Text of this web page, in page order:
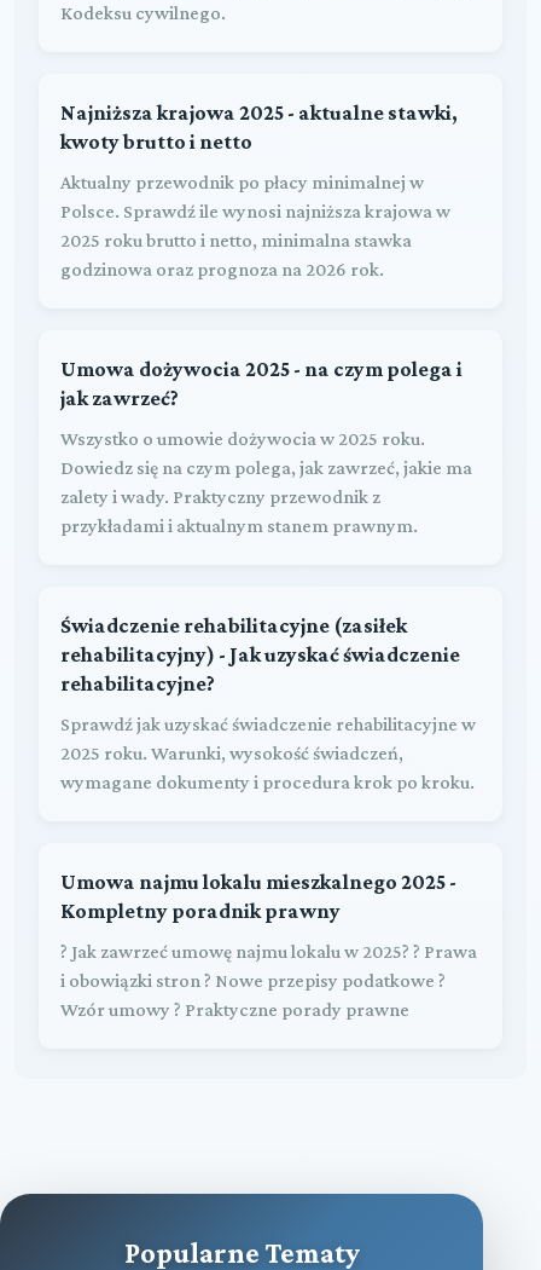
Kodeksu cywilnego.
Najniższa krajowa 2025 - aktualne stawki,
kwoty brutto i netto
Aktualny przewodnik po płacy minimalnej w
Polsce. Sprawdź ile wynosi najniższa krajowa w
2025 roku brutto i netto, minimalna stawka
godzinowa oraz prognoza na 2026 rok.
Umowa dożywocia 2025 - na czym polega i
jak zawrzeć?
Wszystko o umowie dożywocia w 2025 roku.
Dowiedz się na czym polega, jak zawrzeć, jakie ma
zalety i wady. Praktyczny przewodnik z
przykładami i aktualnym stanem prawnym.
Świadczenie rehabilitacyjne (zasiłek
rehabilitacyjny) - Jak uzyskać świadczenie
rehabilitacyjne?
Sprawdź jak uzyskać świadczenie rehabilitacyjne w
2025 roku. Warunki, wysokość świadczeń,
wymagane dokumenty i procedura krok po kroku.
Umowa najmu lokalu mieszkalnego 2025 -
Kompletny poradnik prawny
? Jak zawrzeć umowę najmu lokalu w 2025? ? Prawa
i obowiązki stron ? Nowe przepisy podatkowe ?
Wzór umowy ? Praktyczne porady prawne
Popularne Tematy